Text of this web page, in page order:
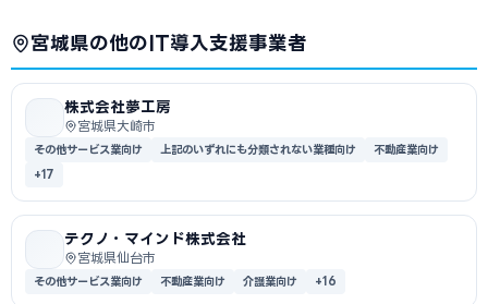
宮城県の他のIT導入支援事業者
株式会社夢工房
宮城県大崎市
その他サービス業向け 上記のいずれにも分類されない業種向け
不動産業向け
+17
テクノ・マインド株式会社
宮城県仙台市
その他サービス業向け 不動産業向け 介護業向け +16